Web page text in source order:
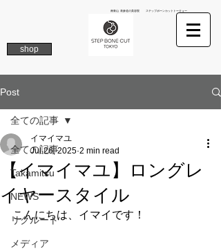
南青山 表参道の美容院 ステップボーンカットトーキョー
shop
Post
全ての記事
Takamitsu
NEWS
リクルート
メディア
全ての記事
【イマイマユ】ロングレ
イヤースタイル
イマイマユ
Jul 26, 2025 2 min read
こんにちは、イマイです！